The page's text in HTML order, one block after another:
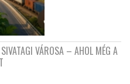
VÁROSA – AHOL MÉG A